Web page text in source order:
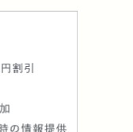
（捕鯨博物館）
Away Island and
壇